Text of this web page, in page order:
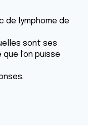
de lymphome de
sont ses
l'on puisse